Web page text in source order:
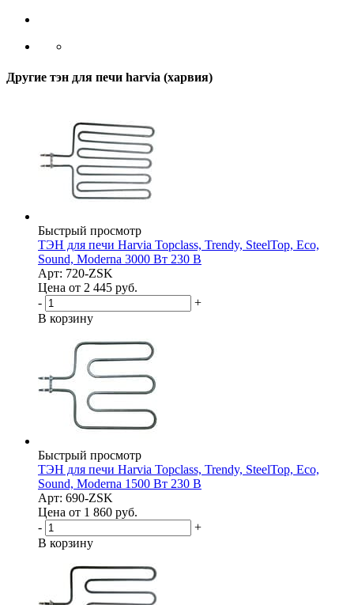
Другие тэн для печи harvia (харвия)
Быстрый просмотр
ТЭН для печи Harvia Topclass, Trendy, SteelTop, Eco,
Sound, Moderna 3000 Вт 230 В
Арт: 720-ZSK
Цена от 2 445 руб.
-
+
В корзину
Быстрый просмотр
ТЭН для печи Harvia Topclass, Trendy, SteelTop, Eco,
Sound, Moderna 1500 Вт 230 В
Арт: 690-ZSK
Цена от 1 860 руб.
-
+
В корзину